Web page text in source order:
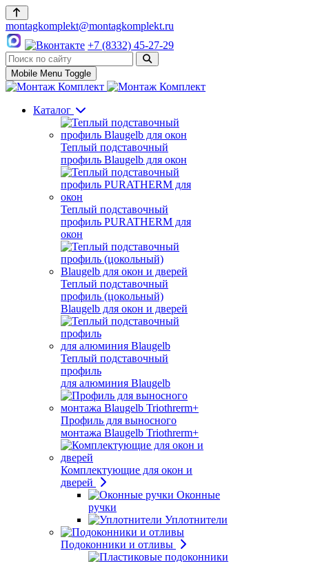
montagkomplekt@montagkomplekt.ru
+7 (8332) 45-27-29
Mobile Menu Toggle
Каталог
Теплый подставочный
профиль Blaugelb для окон
Теплый подставочный
профиль PURATHERM для
окон
Теплый подставочный
профиль (цокольный)
Blaugelb для окон и дверей
Теплый подставочный
профиль
для алюминия Blaugelb
Профиль для выносного
монтажа Blaugelb Triothrerm+
Комплектующие для окон и
дверей
Оконные
ручки
Уплотнители
Подоконники и отливы